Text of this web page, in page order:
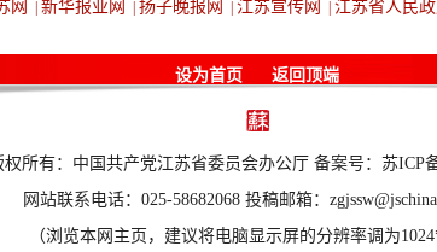
网
新华报业网 扬子晚报网 江苏宣传网 江苏省人民
设为首页 返回顶端
权所有：中国共产党江苏省委员会办公厅 备案号：苏ICP
网站联系电话：025-58682068 投稿邮箱：
（浏览本网主页，建议将电脑显示屏的分辨率调为